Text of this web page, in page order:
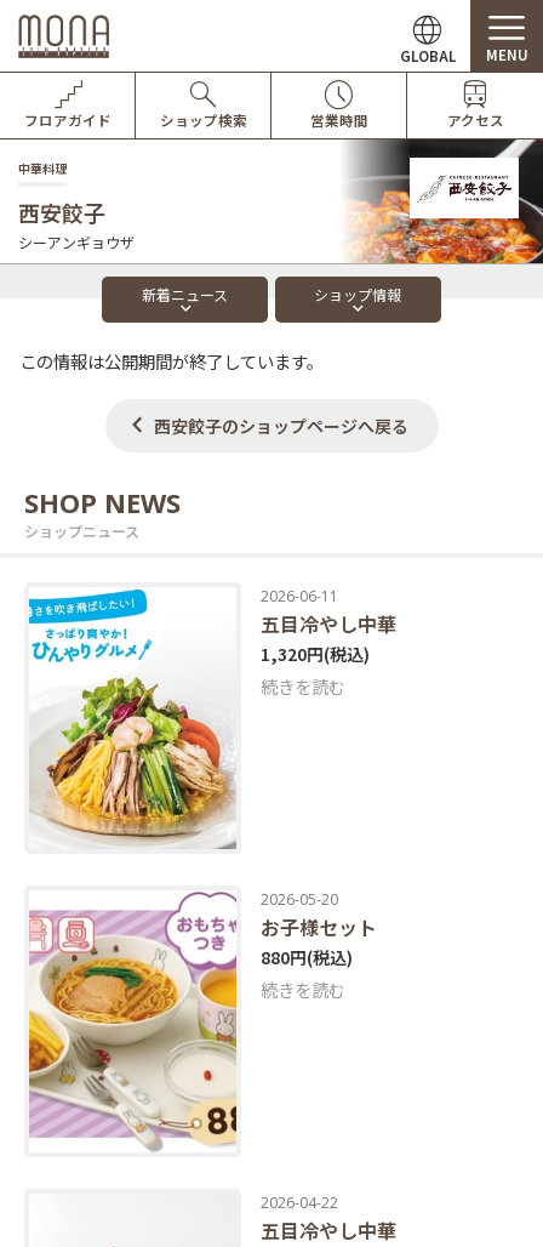
MENU
GLOBAL
フロアガイド ショップ検索 営業時間 アクセス
中華料理
西安餃子
シーアンギョウザ
新着ニュース ショップ情報
この情報は公開期間が終了しています。
西安餃子のショップページへ戻る
SHOP NEWS
ショップニュース
2026-06-11
五目冷やし中華
1,320円(税込)
続きを読む
2026-05-20
お子様セット
880円(税込)
続きを読む
2026-04-22
五目冷やし中華